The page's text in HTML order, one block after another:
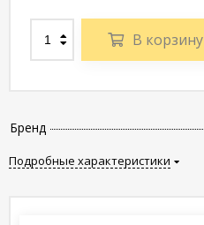
Бренд
Подробные характеристики
В корзину